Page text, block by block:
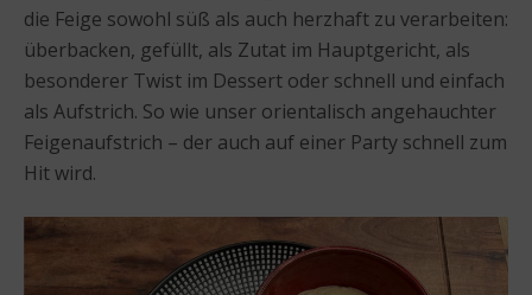
die Feige sowohl süß als auch herzhaft zu verarbeiten:
überbacken, gefüllt, als Zutat im Hauptgericht, als
besonderer Twist im Dessert oder schnell und einfach
als Aufstrich. So wie unser orientalisch angehauchter
Feigenaufstrich – der auch auf einer Party schnell zum
Hit wird.